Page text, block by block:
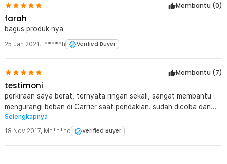
Membantu (0)
farah
bagus produk nya
25 Jan 2021, f*****h Verified Buyer
Membantu (7)
testimoni
perkiraan saya berat, ternyata ringan sekali, sangat membantu
mengurangi beban di Carrier saat pendakian. sudah dicoba dan
pas untuk tenda naturhike professional 2P, bahan nya aluminium
foil juga lumayan berpengaruh, jadi lebih hangat. produk bagus !!!!
Selengkapnya
18 Nov 2017, M*****o Verified Buyer